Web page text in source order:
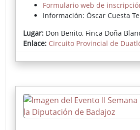
Formulario web de
Información: Óscar Cuesta
Club Triatlón Don Benito
http://
Más información
Planos del recorrido
Lugar: Don Benito, Finca Doña
Enlace: Circuito Provincial de